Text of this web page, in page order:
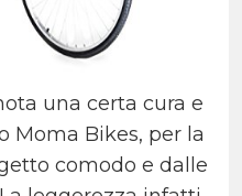
una certa cura e
Moma Bikes, per la
comodo e dalle